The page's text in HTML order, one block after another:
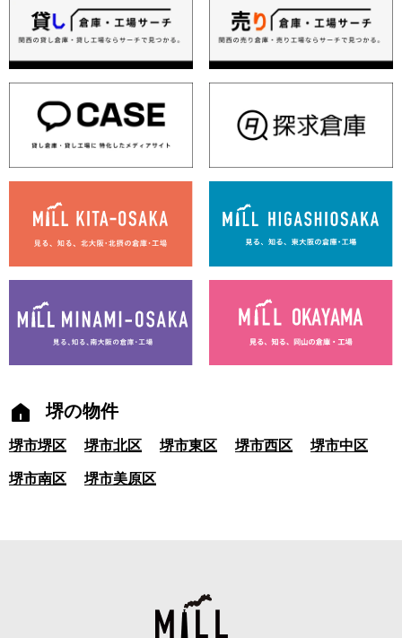
堺の物件
堺市堺区 堺市北区 堺市東区 堺市西区 堺市中区
堺市南区 堺市美原区